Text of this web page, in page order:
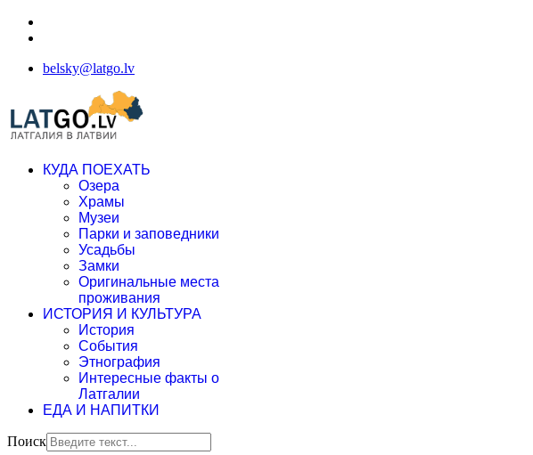
belsky@latgo.lv
КУДА ПОЕХАТЬ
Озера
Храмы
Музеи
Парки и заповедники
Усадьбы
Замки
Оригинальные места
проживания
ИСТОРИЯ И КУЛЬТУРА
История
События
Этнография
Интересные факты о
Латгалии
ЕДА И НАПИТКИ
Поиск